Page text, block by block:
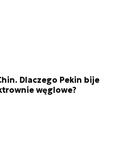
Dlaczego Pekin bije
węglowe?